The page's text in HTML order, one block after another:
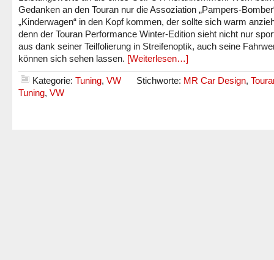
Gedanken an den Touran nur die Assoziation „Pampers-
„Kinderwagen“ in den Kopf kommen, der sollte sich warm
denn der Touran Performance Winter-Edition sieht nicht nur
aus dank seiner Teilfolierung in Streifenoptik, auch seine
können sich sehen lassen. [Weiterlesen…]
Kategorie: Tuning, VW Stichworte: MR Car Design,
Tuning, VW